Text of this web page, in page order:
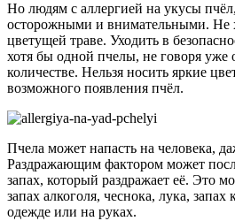
Но людям с аллергией на укусы
осторожными и внимательными. Не
цветущей траве. Уходить в
хотя бы одной пчелы, не говоря уже
количестве. Нельзя носить яркие
возможного появления пчёл.
Пчела может напасть на человека,
Раздражающим фактором может
запах, который раздражает её. Это
запах алкоголя, чеснока, лука,
одежде или на руках.